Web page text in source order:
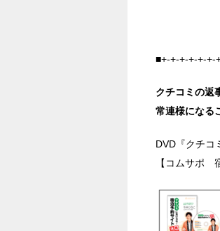
■+-+-+-+-+-+-
クチコミの返
常連様になる
DVD『クチコ
【コムサポ